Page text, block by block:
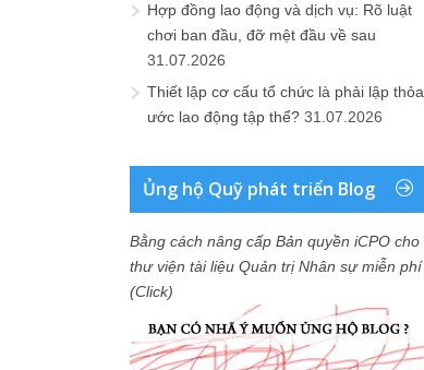
Hợp đồng lao động và dịch vụ: Rõ luật
chơi ban đầu, đỡ mệt đầu về sau
31.07.2026
Thiết lập cơ cấu tổ chức là phải lập thỏa
ước lao động tập thể? 31.07.2026
Ủng hộ Quỹ phát triển Blog
Bằng cách nâng cấp Bản quyền iCPO cho
thư viện tài liệu Quản trị Nhân sự miễn phí
(Click)